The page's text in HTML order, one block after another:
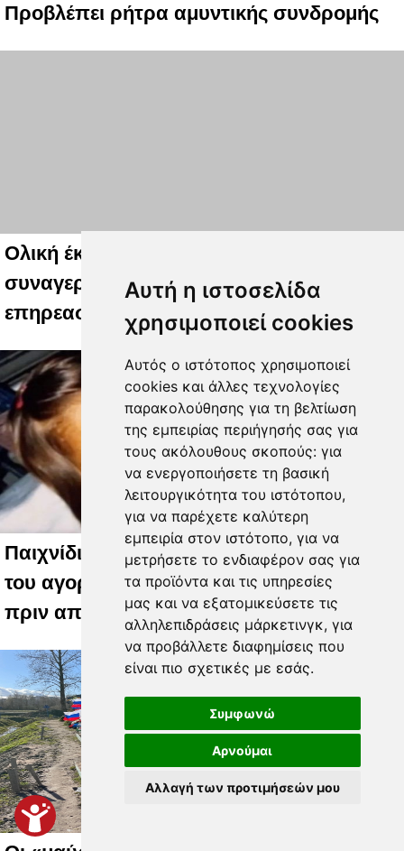
Αυτή η ιστοσελίδα
χρησιμοποιεί cookies
Αυτός ο ιστότοπος χρησιμοποιεί
cookies και άλλες τεχνολογίες
παρακολούθησης για τη βελτίωση
της εμπειρίας περιήγησής σας για
τους ακόλουθους σκοπούς: για
να ενεργοποιήσετε τη βασική
λειτουργικότητα του ιστότοπου,
για να παρέχετε καλύτερη
εμπειρία στον ιστότοπο, για να
μετρήσετε το ενδιαφέρον σας για
τα προϊόντα και τις υπηρεσίες
μας και να εξατομικεύσετε τις
αλληλεπιδράσεις μάρκετινγκ, για
να προβάλλετε διαφημίσεις που
είναι πιο σχετικές με εσάς.
Συμφωνώ
Αρνούμαι
Αλλαγή των προτιμήσεών μου
Προβλέπει ρήτρα αμυντικής συνδρομής
Ολική έκλειψη Ηλίου: Σε κατάσταση
συναγερμού η Ευρώπη – Πώς μπορεί να
επηρεαστεί το ηλεκτρικό δίκτυο
Παιχνίδι ζωής: Παντρεύεται τον αδελφό
του αγοριού που της δώρισε το ήπαρ του
πριν από 20 χρόνια